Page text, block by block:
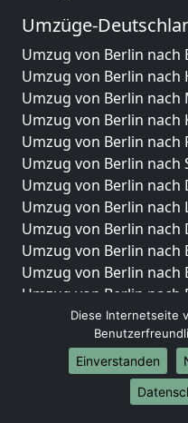
Umzüge-
Umzug von Berlin nach
Umzug von Berlin nach
Umzug von Berlin nach
Umzug von Berlin nach
Umzug von Berlin
Umzug von Berlin
Umzug von Berlin nach
Umzug von Berlin nach
Umzug von Berlin
Umzug von Berlin nach
Umzug von Berlin nach
Umzug von Berlin nach
Umzug von Berlin
Umzug von Berlin
Umzug von Berlin
Umzug von Berlin nach
Umzug von Berlin
Diese Internetseite
Einverstanden